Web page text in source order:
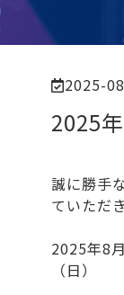
2025-
2025
誠に勝手
ていただ
2025年8
（日）